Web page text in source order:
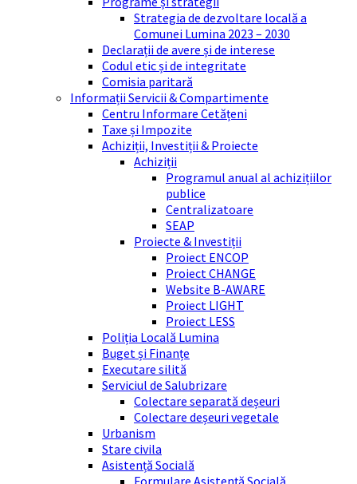
Strategia de dezvoltare locală a
Comunei Lumina 2023 – 2030
Declarații de avere și de interese
Codul etic și de integritate
Comisia paritară
Informații Servicii & Compartimente
Centru Informare Cetățeni
Taxe și Impozite
Achiziții, Investiții & Proiecte
Achiziții
Programul anual al achizițiilor
publice
Centralizatoare
SEAP
Proiecte & Investiții
Proiect ENCOP
Proiect CHANGE
Website B-AWARE
Proiect LIGHT
Proiect LESS
Poliția Locală Lumina
Buget și Finanțe
Executare silită
Serviciul de Salubrizare
Colectare separată deșeuri
Colectare deșeuri vegetale
Urbanism
Stare civila
Asistență Socială
Formulare Asistență Socială